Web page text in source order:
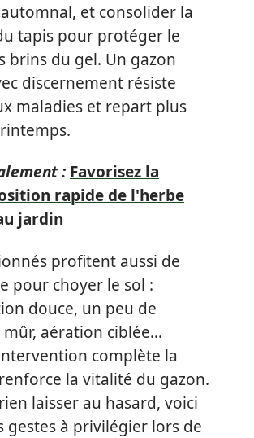
automnal, et consolider la
tapis pour protéger le
brins du gel. Un gazon
discernement résiste
maladies et repart plus
: Favorisez la
rapide de l'herbe
jardin
profitent aussi de
pour choyer le sol :
douce, un peu de
aération ciblée…
complète la
la vitalité du gazon.
laisser au hasard, voici
gestes à privilégier lors de